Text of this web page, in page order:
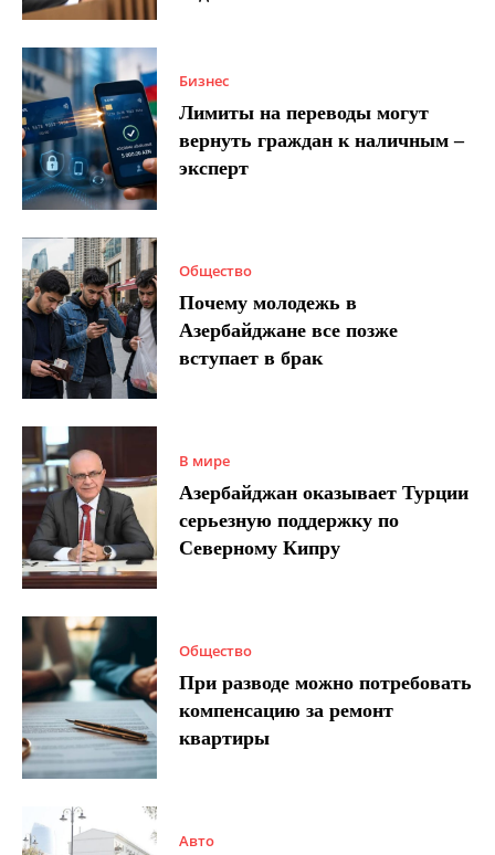
Бизнес
Лимиты на переводы могут
вернуть граждан к наличным –
эксперт
Общество
Почему молодежь в
Азербайджане все позже
вступает в брак
В мире
Азербайджан оказывает Турции
серьезную поддержку по
Северному Кипру
Общество
При разводе можно потребовать
компенсацию за ремонт
квартиры
Авто